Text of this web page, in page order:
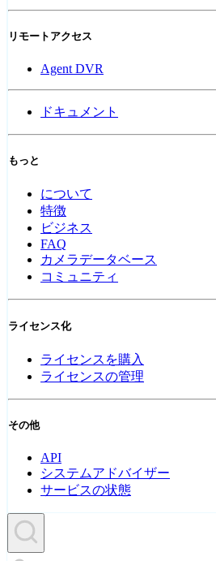
リモートアクセス
Agent DVR
ドキュメント
もっと
について
特徴
ビジネス
FAQ
カメラデータベース
コミュニティ
ライセンス化
ライセンスを購入
ライセンスの管理
その他
API
システムアドバイザー
サービスの状態